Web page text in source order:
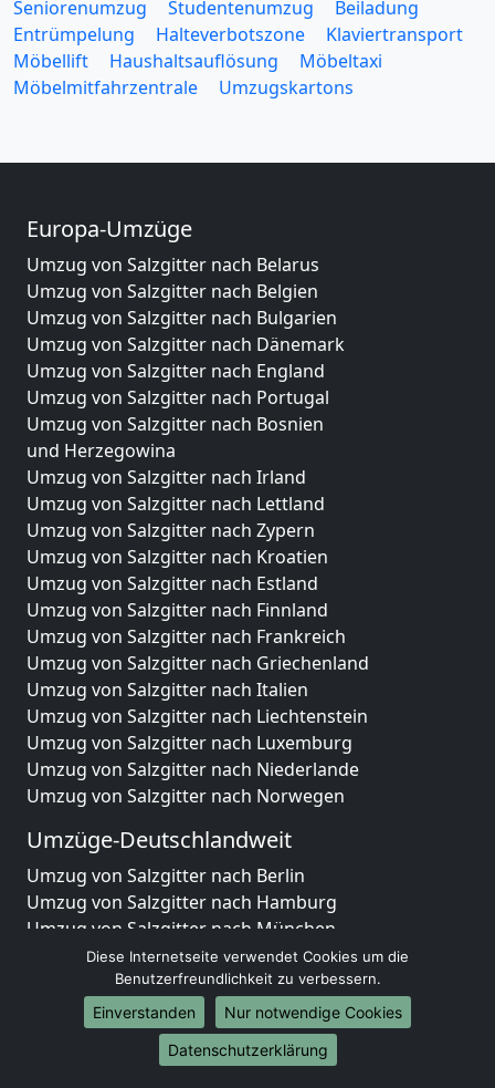
Seniorenumzug
Studentenumzug
Beiladung
Entrümpelung
Halteverbotszone
Klaviertransport
Möbellift
Haushaltsauflösung
Möbeltaxi
Möbelmitfahrzentrale
Umzugskartons
Europa-Umzüge
Umzug von Salzgitter nach Belarus
Umzug von Salzgitter nach Belgien
Umzug von Salzgitter nach Bulgarien
Umzug von Salzgitter nach Dänemark
Umzug von Salzgitter nach England
Umzug von Salzgitter nach Portugal
Umzug von Salzgitter nach Bosnien
und Herzegowina
Umzug von Salzgitter nach Irland
Umzug von Salzgitter nach Lettland
Umzug von Salzgitter nach Zypern
Umzug von Salzgitter nach Kroatien
Umzug von Salzgitter nach Estland
Umzug von Salzgitter nach Finnland
Umzug von Salzgitter nach Frankreich
Umzug von Salzgitter nach Griechenland
Umzug von Salzgitter nach Italien
Umzug von Salzgitter nach Liechtenstein
Umzug von Salzgitter nach Luxemburg
Umzug von Salzgitter nach Niederlande
Umzug von Salzgitter nach Norwegen
Umzüge-Deutschlandweit
Umzug von Salzgitter nach Berlin
Umzug von Salzgitter nach Hamburg
Umzug von Salzgitter nach München
Umzug von Salzgitter nach Köln
Umzug von Salzgitter nach Frankfurt am Main
Umzug von Salzgitter nach Stuttgart
Umzug von Salzgitter nach Düsseldorf
Umzug von Salzgitter nach Leipzig
Diese Internetseite verwendet Cookies um die
Benutzerfreundlichkeit zu verbessern.
Einverstanden
Nur notwendige Cookies
Datenschutzerklärung